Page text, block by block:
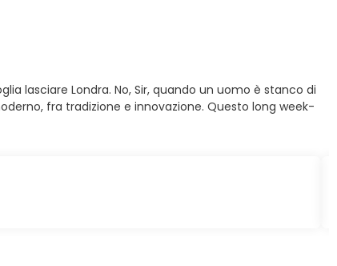
lasciare Londra. No, Sir, quando un uomo è stanco di
fra tradizione e innovazione. Questo long week-